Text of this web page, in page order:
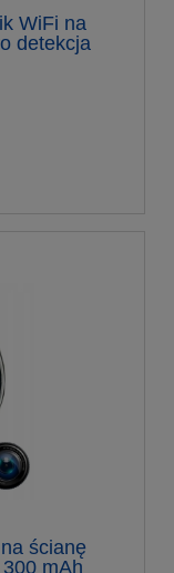
WiFi na
detekcja
ścianę
mAh